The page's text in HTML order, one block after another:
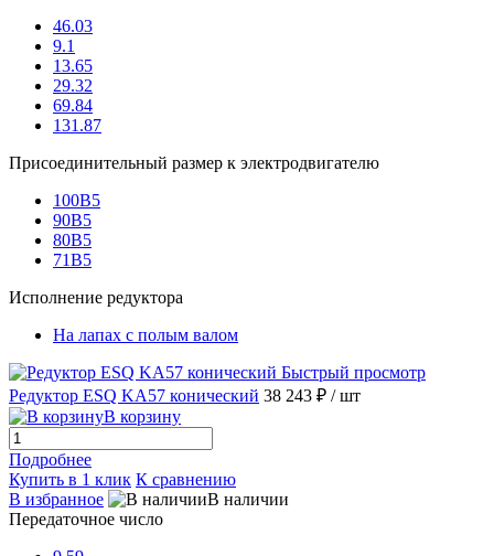
46.03
9.1
13.65
29.32
69.84
131.87
Присоединительный размер к электродвигателю
100B5
90B5
80B5
71B5
Исполнение редуктора
На лапах с полым валом
Быстрый просмотр
Редуктор ESQ KA57 конический 38 243 ₽ / шт
В корзину
Подробнее
Купить в 1 клик К сравнению
В избранное
В наличии
Передаточное число